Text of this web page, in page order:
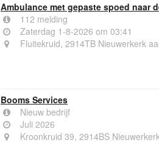
Ambulance met gepaste spoed naar
112 melding
Zaterdag 1-8-2026 om 03:41
Fluitekruid, 2914TB Nieuwerkerk
Booms Services
Nieuw bedrijf
Juli 2026
Kroonkruid 39, 2914BS